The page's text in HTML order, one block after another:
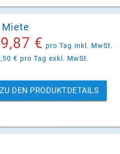
Miete
€ pro Tag inkl. MwSt.
€ pro Tag exkl. MwSt.
ZU DEN PRODUKTDETAILS